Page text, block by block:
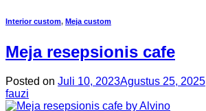
Interior custom, Meja custom
Meja resepsionis cafe
Posted on Juli 10, 2023Agustus 25, 2025
fauzi